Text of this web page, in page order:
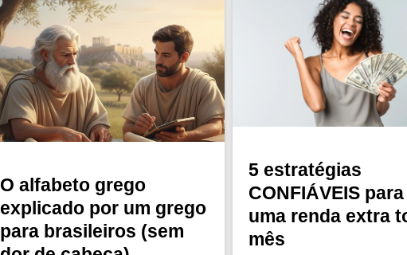
O alfabeto grego
explicado por um grego
para brasileiros (sem
5 estratégias
CONFIÁVEIS
uma renda extra
mês